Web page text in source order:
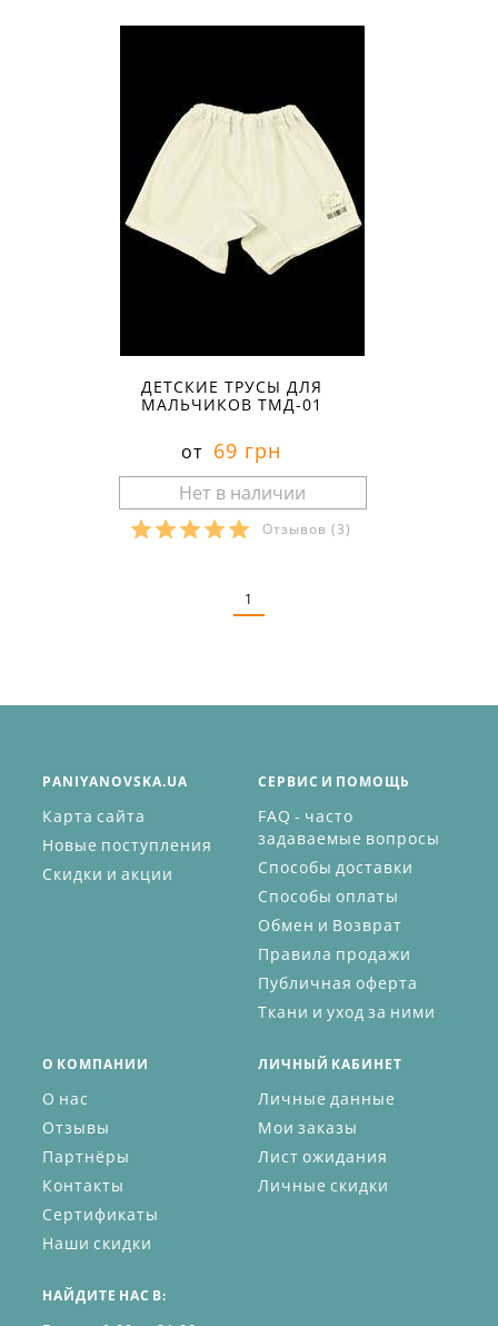
ДЕТСКИЕ ТРУСЫ ДЛЯ
МАЛЬЧИКОВ ТМД-01
от 69 грн
Отзывов (3)
1
PANIYANOVSKA.UA
Карта сайта
Новые поступления
Скидки и акции
СЕРВИС И ПОМОЩЬ
FAQ - часто
задаваемые вопросы
Способы доставки
Способы оплаты
Обмен и Возврат
Правила продажи
Публичная оферта
Ткани и уход за ними
О КОМПАНИИ
О нас
Отзывы
Партнёры
Контакты
Сертификаты
Наши скидки
ЛИЧНЫЙ КАБИНЕТ
Личные данные
Мои заказы
Лист ожидания
Личные скидки
НАЙДИТЕ НАС В: